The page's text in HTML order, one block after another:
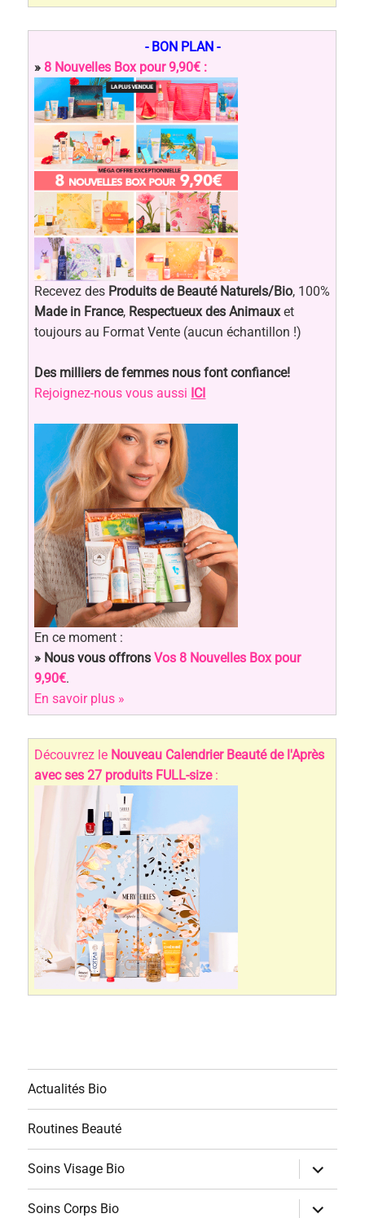
- BON PLAN -
» 8 Nouvelles Box pour 9,90€ :
Recevez des Produits de Beauté Naturels/Bio, 100%
Made in France, Respectueux des Animauxet
toujours au Format Vente (aucun échantillon !)
Des milliers de femmes nous font confiance!
Rejoignez-nous vous aussi ICI
En ce moment :
» Nous vous offronsVos 8 Nouvelles Box pour
9,90€.
En savoir plus »
Découvrez le Nouveau Calendrier Beauté de l'Après
avec ses 27 produits FULL-size:
Actualités Bio
Routines Beauté
Soins Visage Bio
ouvrir
le
sous-
menu
Soins Corps Bio
ouvrir